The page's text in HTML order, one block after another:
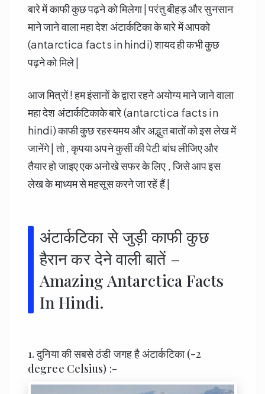
बारे में काफी कुछ पढ़ने को मिलेगा | परंतु बीहड़ और सुनसान
माने जाने वाला महा देश अंटार्कटिका के बारे में आपको
(antarctica facts in hindi) शायद ही कभी कुछ
पढ़ने को मिले |
आज मित्रों ! हम इंसानों के द्वारा रहने अयोग्य माने जाने वाला
महा देश अंटार्कटिकाके बारे (antarctica facts in
hindi) काफी कुछ रहस्यमय और अद्भुत बातों को इस लेख में
जानेंगे | तो , कृपया अपने कुर्सी की पेटी बांध लीजिए और
तैयार हो जाइए एक अनोखे सफर के लिए , जिसे आप इस
लेख के माध्यम से महसूस करने जा रहें हैं |
अंटार्कटिका से जुड़ी काफी कुछ
हैरान कर देने वाली बातें –
Amazing Antarctica Facts
In Hindi.
1. दुनिया की सबसे ठंडी जगह है अंटार्कटिका (-2
degree Celsius) :-